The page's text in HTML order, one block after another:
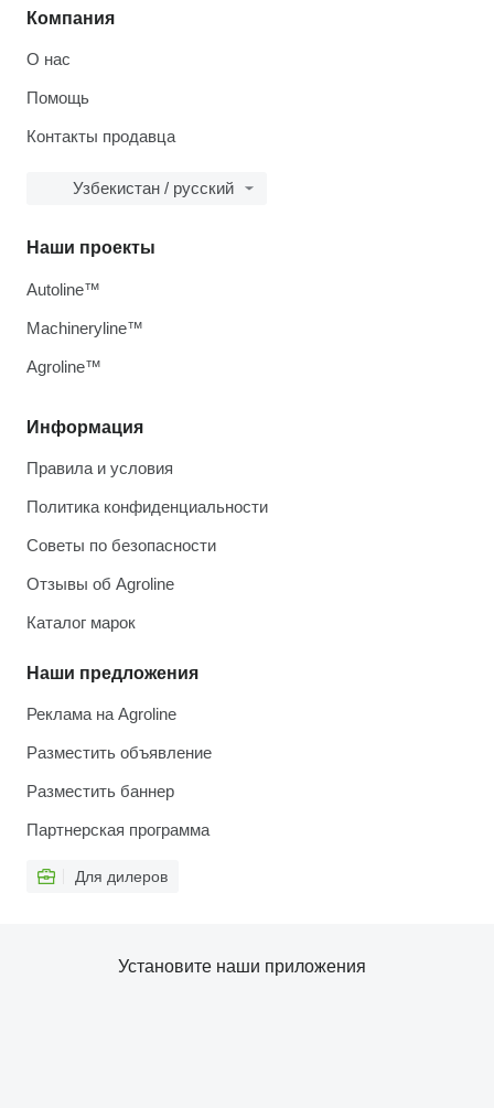
Компания
О нас
Помощь
Контакты продавца
Узбекистан / русский
Информация
Правила и условия
Политика конфиденциальности
Советы по безопасности
Отзывы об Agroline
Каталог марок
Наши предложения
Реклама на Agroline
Разместить объявление
Разместить баннер
Партнерская программа
Для дилеров
Наши проекты
Autoline™
Machineryline™
Agroline™
Установите наши приложения